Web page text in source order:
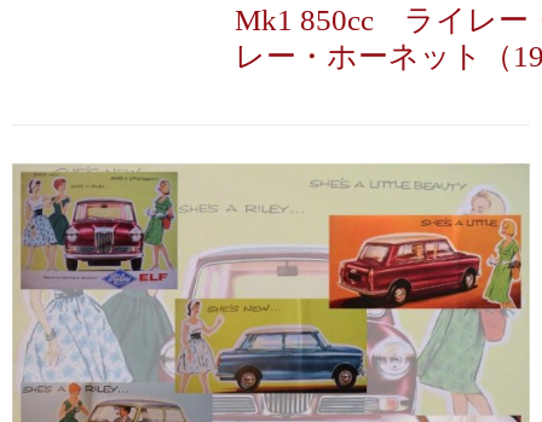
Mk1 850cc ライレー
レー・ホーネット（